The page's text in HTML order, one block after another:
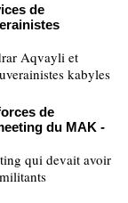
de
Aqvayli et
kabyles
de
du MAK -
qui devait avoir